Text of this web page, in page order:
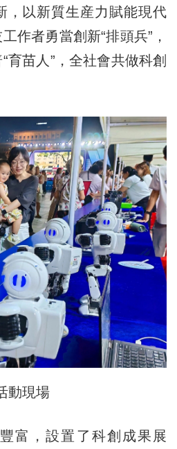
，以新質生産力賦能現代
作者勇當創新“排頭兵”，
育苗人”，全社會共做科創
動現場
，設置了科創成果展